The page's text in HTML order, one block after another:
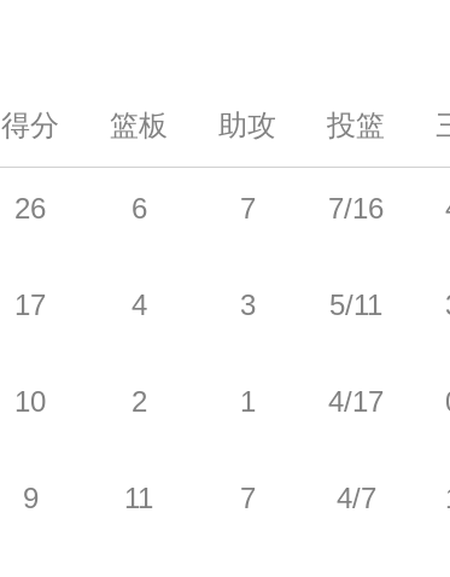
得分
26
17
10
9
篮板
6
4
2
11
助攻
7
3
1
7
投篮
7/16
5/11
4/17
4/7